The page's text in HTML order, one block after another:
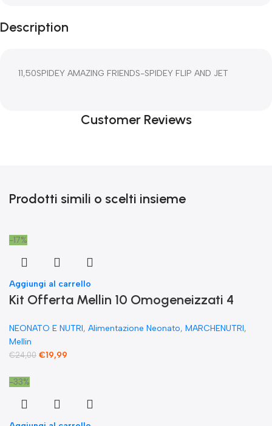
Description
11,50SPIDEY AMAZING FRIENDS-SPIDEY FLIP AND JET
Customer Reviews
Prodotti simili o scelti insieme
-17%
Aggiungi al carrello
Kit Offerta Mellin 10 Omogeneizzati 4
Biscotto Granulato
NEONATO E NUTRI, Alimentazione Neonato, MARCHENUTRI,
Mellin
€24,00 €19,99
-33%